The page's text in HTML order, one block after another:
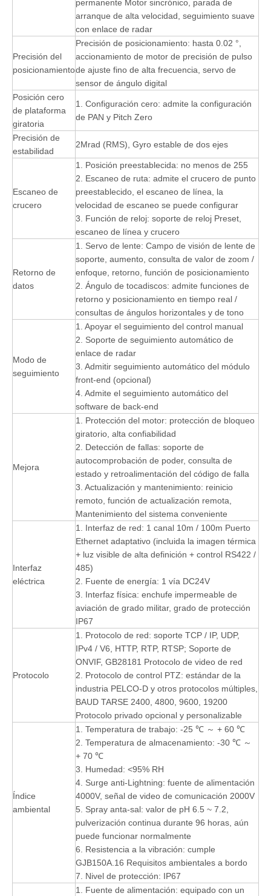
permanente Motor sincrónico, parada de
arranque de alta velocidad, seguimiento suave
con enlace de radar
Precisión del
posicionamiento
Precisión de posicionamiento: hasta 0.02 °,
accionamiento de motor de precisión de pulso
de ajuste fino de alta frecuencia, servo de
sensor de ángulo digital
Posición cero
de plataforma
giratoria
1. Configuración cero: admite la configuración
de PAN y Pitch Zero
Precisión de
estabilidad
2Mrad (RMS), Gyro estable de dos ejes
Escaneo de
crucero
1. Posición preestablecida: no menos de 255
2. Escaneo de ruta: admite el crucero de punto
preestablecido, el escaneo de línea, la
velocidad de escaneo se puede configurar
3. Función de reloj: soporte de reloj Preset,
escaneo de línea y crucero
Retorno de
datos
1. Servo de lente: Campo de visión de lente de
soporte, aumento, consulta de valor de zoom /
enfoque, retorno, función de posicionamiento
2. Ángulo de tocadiscos: admite funciones de
retorno y posicionamiento en tiempo real /
consultas de ángulos horizontales y de tono
Modo de
seguimiento
1. Apoyar el seguimiento del control manual
2. Soporte de seguimiento automático de
enlace de radar
3. Admitir seguimiento automático del módulo
front-end (opcional)
4. Admite el seguimiento automático del
software de back-end
Mejora
1. Protección del motor: protección de bloqueo
giratorio, alta confiabilidad
2. Detección de fallas: soporte de
autocomprobación de poder, consulta de
estado y retroalimentación del código de falla
3. Actualización y mantenimiento: reinicio
remoto, función de actualización remota,
Mantenimiento del sistema conveniente
Interfaz
eléctrica
1. Interfaz de red: 1 canal 10m / 100m Puerto
Ethernet adaptativo (incluida la imagen térmica
+ luz visible de alta definición + control RS422 /
485)
2. Fuente de energía: 1 vía DC24V
3. Interfaz física: enchufe impermeable de
aviación de grado militar, grado de protección
IP67
Protocolo
1. Protocolo de red: soporte TCP / IP, UDP,
IPv4 / V6, HTTP, RTP, RTSP; Soporte de
ONVIF, GB28181 Protocolo de video de red
2. Protocolo de control PTZ: estándar de la
industria PELCO-D y otros protocolos múltiples,
BAUD TARSE 2400, 4800, 9600, 19200
Protocolo privado opcional y personalizable
Índice
ambiental
1. Temperatura de trabajo: -25 ℃ ～ + 60 ℃
2. Temperatura de almacenamiento: -30 ℃ ～
+ 70 ℃
3. Humedad: <95% RH
4. Surge anti-Lightning: fuente de alimentación
4000V, señal de video de comunicación 2000V
5. Spray anta-sal: valor de pH 6.5 ~ 7.2,
pulverización continua durante 96 horas, aún
puede funcionar normalmente
6. Resistencia a la vibración: cumple
GJB150A.16 Requisitos ambientales a bordo
7. Nivel de protección: IP67
1. Fuente de alimentación: equipado con un